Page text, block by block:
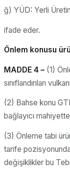
ğ) YÜD: Yerli
ifade eder.
Önlem konusu
MADDE 4 – (1)
sınıflandırılan
(2) Bahse konu
bağlayıcı
(3) Önleme tabi
tarife
değişiklikler bu